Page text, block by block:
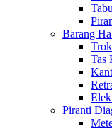
Barang
Tas
Piranti